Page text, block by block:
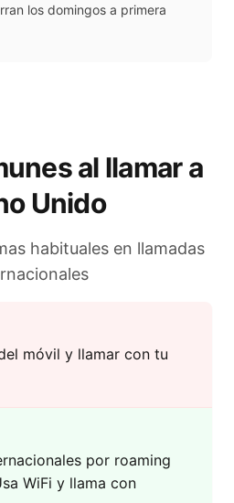
los domingos a primera
al llamar a
Unido
habituales en llamadas
móvil y llamar con tu
por roaming
WiFi y llama con